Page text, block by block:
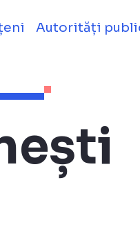
Autorități